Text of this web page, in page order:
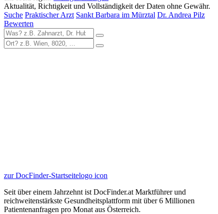
Aktualität, Richtigkeit und Vollständigkeit der Daten ohne Gewähr.
Suche Praktischer Arzt Sankt Barbara im Mürztal Dr. Andrea Pilz
Bewerten
zur DocFinder-Startseitelogo icon
Seit über einem Jahrzehnt ist DocFinder.at Marktführer und
reichweitenstärkste Gesundheitsplattform mit über 6 Millionen
Patientenanfragen pro Monat aus Österreich.